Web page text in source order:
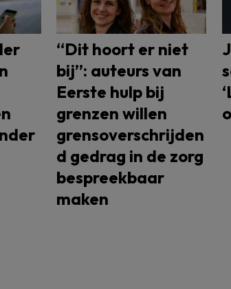
“Dit hoort er niet
bij”: auteurs van
Eerste hulp bij
grenzen willen
grensoverschrijden
d gedrag in de zorg
bespreekbaar
maken